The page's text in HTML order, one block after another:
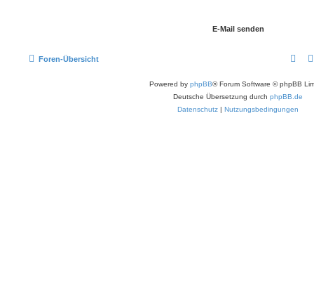
Foren-Übersicht
Powered by phpBB® Forum Software © phpBB
Deutsche Übersetzung durch phpBB.de
Datenschutz | Nutzungsbedingungen